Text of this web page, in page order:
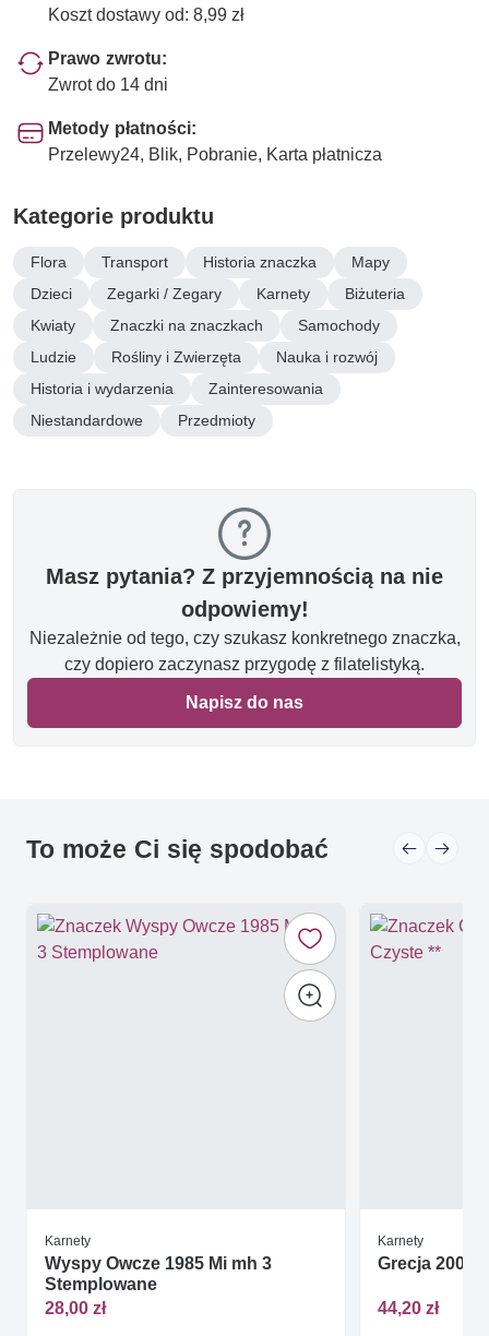
Koszt dostawy od: 8,99 zł
Prawo zwrotu:
Zwrot do 14 dni
Metody płatności:
Przelewy24, Blik, Pobranie, Karta płatnicza
Kategorie produktu
Flora Transport Historia znaczka
Mapy
Dzieci
Zegarki / Zegary Karnety
Biżuteria
Kwiaty
Znaczki na znaczkach
Samochody
Ludzie
Rośliny i Zwierzęta
Nauka i rozwój
Historia i wydarzenia
Zainteresowania
Niestandardowe
Przedmioty
Masz pytania? Z przyjemnością na nie
odpowiemy!
Niezależnie od tego, czy szukasz konkretnego znaczka,
czy dopiero zaczynasz przygodę z filatelistyką.
Napisz do nas
To może Ci się spodobać
Karnety
Wyspy Owcze 1985 Mi mh 3
Stemplowane
28,00 zł
Karnety
Grecja 2003
44,20 zł